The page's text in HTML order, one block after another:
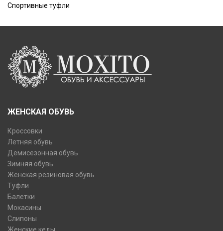
Спортивные туфли
ЖЕНСКАЯ ОБУВЬ
Кроссовки
Летняя обувь
Демисезонная обувь
Зимняя обувь
Женская резиновая обувь
Туфли
Балетки
Мокасины
Слипоны